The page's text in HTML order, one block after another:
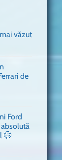
văzut
de
Ford
🤭